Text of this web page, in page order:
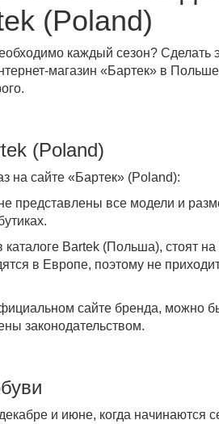
(Poland)
каждый сезон? Сделать
магазин «Бартек» в Польше
(Poland)
на сайте «Бартек» (Poland):
представлены все модели и
каталоге Bartek (Польша), стоят
в Европе, поэтому не
сайте бренда, можно
законодательством.
и июне, когда начинаются